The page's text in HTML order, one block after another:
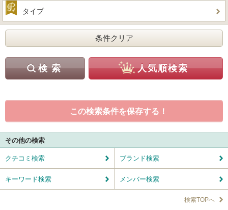
タイプ
この検索条件を保存する！
その他の検索
クチコミ検索 ブランド検索
キーワード検索 メンバー検索
検索TOPへ